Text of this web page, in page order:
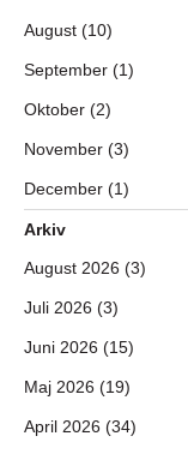
August (10)
September (1)
Oktober (2)
November (3)
December (1)
Arkiv
August 2026 (3)
Juli 2026 (3)
Juni 2026 (15)
Maj 2026 (19)
April 2026 (34)